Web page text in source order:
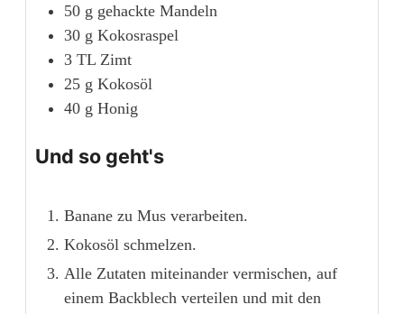
50 g gehackte Mandeln
30 g Kokosraspel
3 TL Zimt
25 g Kokosöl
40 g Honig
Und so geht's
Banane zu Mus verarbeiten.
Kokosöl schmelzen.
Alle Zutaten miteinander vermischen, auf
einem Backblech verteilen und mit den